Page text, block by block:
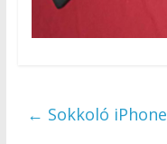
← Sokkoló iPhone